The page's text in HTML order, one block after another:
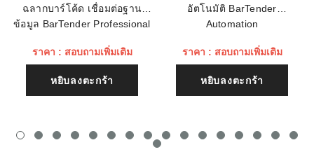
เนื้อหา (1500)
ฉลากบาร์โค้ด เชื่อมต่อฐาน
ข้อมูล BarTender Professional
ราคา : สอบถามเพิ่มเติม
หยิบลงตะกร้า
อัตโนมัติ BarTender
Automation
ราคา : สอบถามเพิ่มเติม
หยิบลงตะกร้า